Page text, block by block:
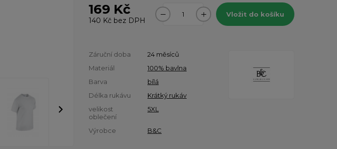
169 Kč
140 Kč bez DPH
Vložit do košíku
Záruční doba
24 měsíců
Materiál
100% bavlna
Barva
bílá
Délka rukávu
Krátký rukáv
velikost
oblečení
5XL
Výrobce B&C